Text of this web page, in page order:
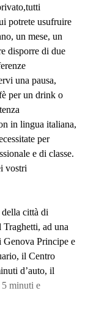
potrete usufruire
un mese, un
disporre di due
una pausa,
per un drink o
in lingua italiana,
per
e di classe.
vostri
città di
ad una
Genova Principe e
il Centro
d’auto, il
5 minuti e